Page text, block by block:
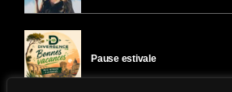
Pause estivale